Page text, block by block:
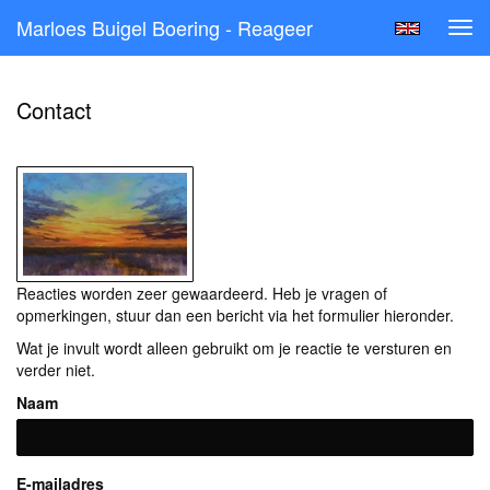
Marloes Buigel Boering - Reageer
Contact
Reacties worden zeer gewaardeerd. Heb je vragen of
opmerkingen, stuur dan een bericht via het formulier hieronder.
Wat je invult wordt alleen gebruikt om je reactie te versturen en
verder niet.
Naam
E-mailadres